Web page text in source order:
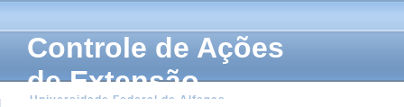
Controle de Ações
de Extensão
Universidade Federal de Alfenas